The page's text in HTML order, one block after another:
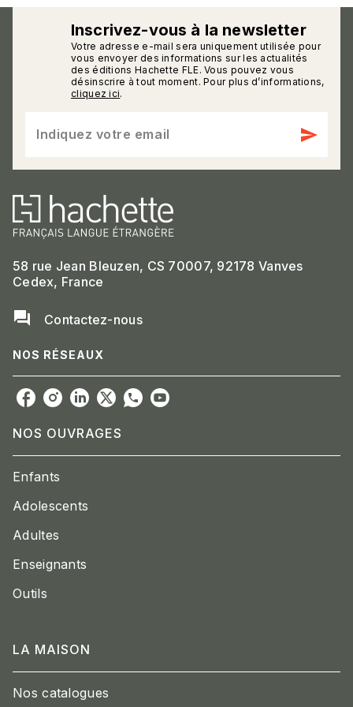
Inscrivez-vous à la newsletter
Votre adresse e-mail sera uniquement utilisée pour
vous envoyer des informations sur les actualités
des éditions Hachette FLE. Vous pouvez vous
désinscrire à tout moment. Pour plus d’informations,
cliquez ici.
Indiquez votre email send
58 rue Jean Bleuzen, CS 70007, 92178 Vanves
Cedex, France
question_answer Contactez-nous
NOS RÉSEAUX
NOS OUVRAGES
Enfants
Adolescents
Adultes
Enseignants
Outils
LA MAISON
Nos catalogues